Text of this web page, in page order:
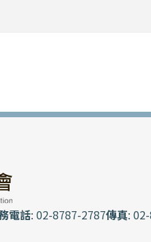
電話: 02-8787-2787傳真: